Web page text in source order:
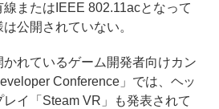
またはIEEE 802.11acとなって
公開されていない。
れているゲーム開発者向けカン
Conference」では、ヘッ
レイ「Steam VR」も発表されて